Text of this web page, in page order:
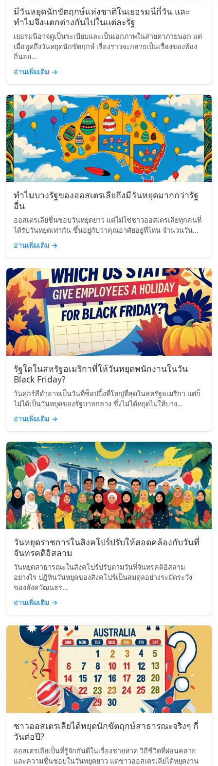
มีวันหยุดนักขัตฤกษ์แห่งชาติในเยอรมนีกี่วัน และ
ทำไมจึงแตกต่างกันไปในแต่ละรัฐ
เยอรมนีอาจดูเป็นระเบียบและเป็นเอกภาพในสายตาภายนอก แต่
เมื่อพูดถึงวันหยุดนักขัตฤกษ์ เรื่องราวจะกลายเป็นเรื่องของท้อง
ถิ่นอย...
อ่านเพิ่มเติม →
ทำไมบางรัฐของออสเตรเลียถึงมีวันหยุดมากกว่ารัฐ
อื่น
ออสเตรเลียชื่นชอบวันหยุดยาว แต่ไม่ใช่ชาวออสเตรเลียทุกคนที่
ได้รับวันหยุดเท่ากัน ขึ้นอยู่กับว่าคุณอาศัยอยู่ที่ไหน จำนวนวัน...
อ่านเพิ่มเติม →
รัฐใดในสหรัฐอเมริกาที่ให้วันหยุดพนักงานในวัน
Black Friday?
วันศุกร์สีดำอาจเป็นวันที่ช็อปปิ้งที่ใหญ่ที่สุดในสหรัฐอเมริกา แต่ก็
ไม่ได้เป็นวันหยุดของรัฐบาลกลาง ซึ่งไม่ได้หยุดไม่ให้บาง...
อ่านเพิ่มเติม →
วันหยุดราชการในสิงคโปร์ปรับให้สอดคล้องกับวันที่
จันทรคติอิสลาม
วันหยุดสาธารณะในสิงคโปร์ปรับตามวันที่จันทรคติอิสลาม
อย่างไร ปฏิทินวันหยุดของสิงคโปร์เป็นสมดุลอย่างระมัดระวัง
ของสังควัฒนธร...
อ่านเพิ่มเติม →
ชาวออสเตรเลียได้หยุดนักขัตฤกษ์สาธารณะจริงๆ กี่
วันต่อปี?
ออสเตรเลียเป็นที่รู้จักกันดีในเรื่องชายหาด วิถีชีวิตที่ผ่อนคลาย
และความชื่นชอบในวันหยุดยาว แต่ชาวออสเตรเลียได้หยุดงาน